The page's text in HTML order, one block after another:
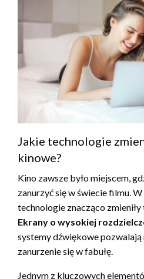
Jakie technologie
kinowe?
Kino zawsze było miejscem,
zanurzyć się w świecie filmu.
technologie znacząco zmieniły
Ekrany o wysokiej
systemy dźwiękowe pozwalają
zanurzenie się w fabułę.
Jednym z kluczowych